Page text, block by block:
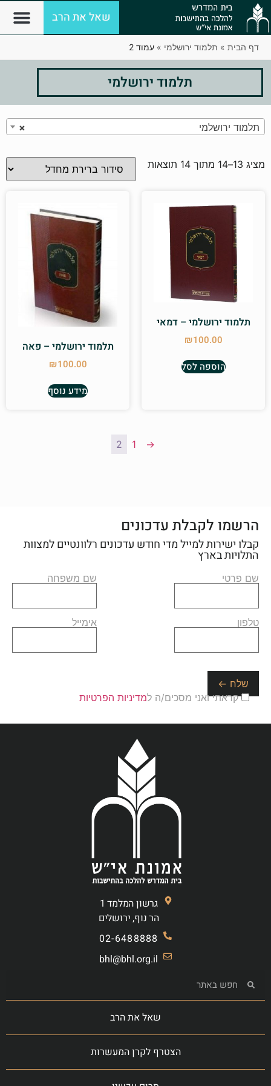
שאל את הרב
דף הבית » תלמוד ירושלמי » עמוד 2
תלמוד ירושלמי
× תלמוד ירושלמי
מציג 13–14 מתוך 14 תוצאות
תלמוד ירושלמי – דמאי
₪100.00
הוספה לסל
תלמוד ירושלמי – פאה
₪100.00
מידע נוסף
→
1
2
הרשמו לקבלת עדכונים
קבלו ישירות למייל מדי חודש עדכונים רלוונטיים למצוות
התלויות בארץ
שם פרטי שם משפחה
טלפון אימייל
קראתי ואני מסכים/ה למדיניות הפרטיות
גרשון המלמד 1
הר נוף, ירושלים
02-6488888
bhl@bhl.org.il
שאל את הרב
הצטרף לקרן המעשרות